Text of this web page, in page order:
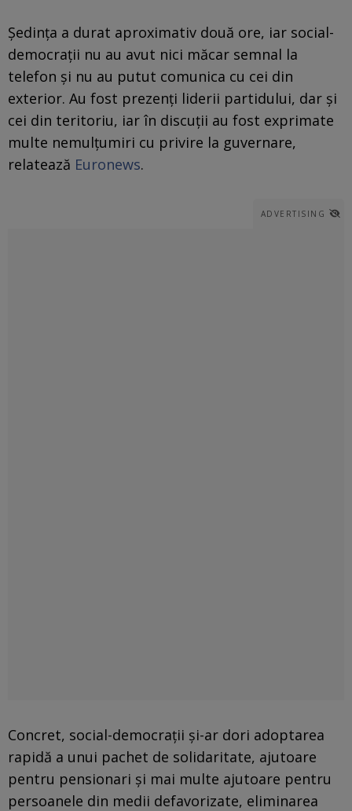
Ședința a durat aproximativ două ore, iar social-
democrații nu au avut nici măcar semnal la
telefon și nu au putut comunica cu cei din
exterior. Au fost prezenți liderii partidului, dar și
cei din teritoriu, iar în discuții au fost exprimate
multe nemulțumiri cu privire la guvernare,
relatează Euronews.
ADVERTISING
Concret, social-democrații și-ar dori adoptarea
rapidă a unui pachet de solidaritate, ajutoare
pentru pensionari și mai multe ajutoare pentru
persoanele din medii defavorizate, eliminarea